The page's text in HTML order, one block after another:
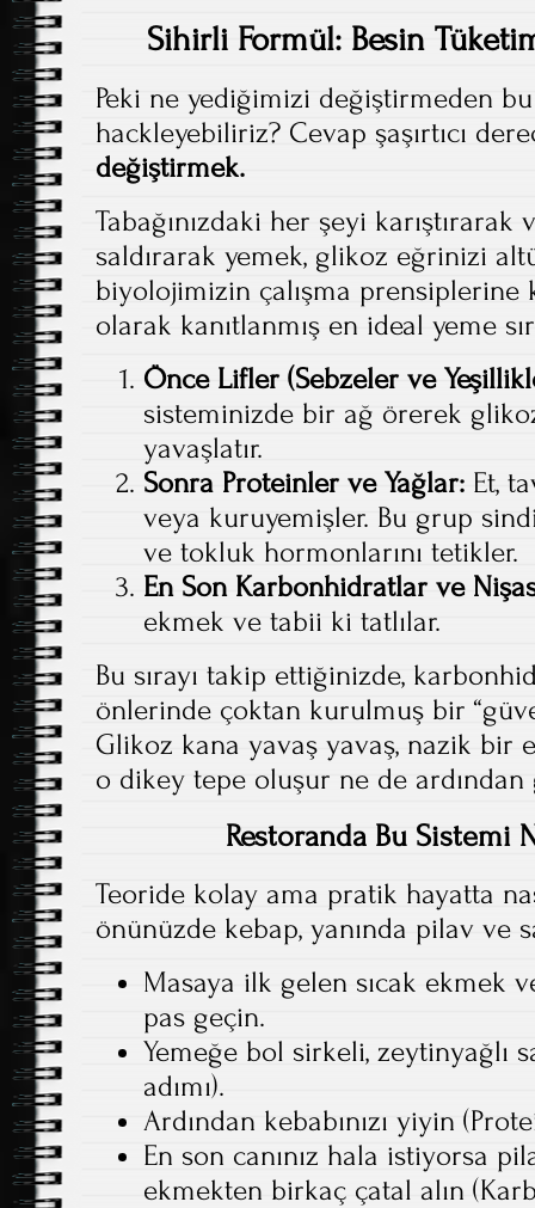
Sihirli Formül: Besin
Peki ne yediğimizi değiştirmeden
hackleyebiliriz? Cevap şaşırtıcı
değiştirmek.
Tabağınızdaki her şeyi
saldırarak yemek, glikoz eğrinizi
biyolojimizin çalışma
olarak kanıtlanmış en ideal yeme
Önce Lifler (Sebzeler ve
sisteminizde bir ağ örerek
yavaşlatır.
Sonra Proteinler ve Yağlar: Et,
veya kuruyemişler. Bu grup
ve tokluk hormonlarını tetikler.
En Son Karbonhidratlar ve
ekmek ve tabii ki tatlılar.
Bu sırayı takip ettiğinizde,
önlerinde çoktan kurulmuş bir
Glikoz kana yavaş yavaş, nazik bir
o dikey tepe oluşur ne de
Restoranda Bu Sistemi
Teoride kolay ama pratik hayatta
önünüzde kebap, yanında pilav ve
Masaya ilk gelen sıcak ekmek
pas geçin.
Yemeğe bol sirkeli, zeytinyağlı
adımı).
Ardından kebabınızı yiyin
En son canınız hala istiyorsa
ekmekten birkaç çatal alın